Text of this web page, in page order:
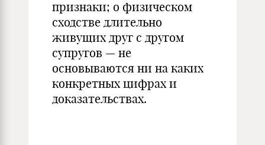
признаки; о физическом
сходстве длительно
живущих друг с другом
супругов — не
основываются ни на каких
конкретных цифрах и
доказательствах.